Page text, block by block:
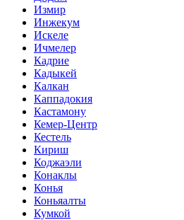
Измир
Инжекум
Искеле
Ичмелер
Кадрие
Кадыкей
Калкан
Каппадокия
Кастамону
Кемер-Центр
Кестель
Кириш
Коджаэли
Конаклы
Конья
Коньяалты
Кумкой